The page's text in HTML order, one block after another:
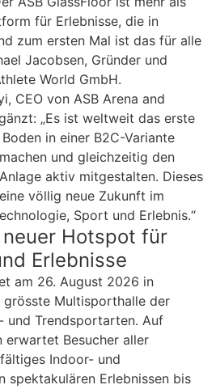
für Erlebnisse, die in
zum ersten Mal ist das für alle
Jacobsen, Gründer und
World GmbH.
CEO von ASB Arena and
„Es ist weltweit das erste
in einer B2C-Variante
und gleichzeitig den
aktiv mitgestalten. Dieses
völlig neue Zukunft im
Sport und Erlebnis.“
neuer Hotspot für
Erlebnisse
am 26. August 2026 in
Multisporthalle der
und Trendsportarten. Auf
erwartet Besucher aller
Indoor- und
spektakulären Erlebnissen bis